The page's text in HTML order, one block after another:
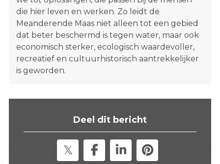
die hier leven en werken. Zo leidt de
Meanderende Maas niet alleen tot een gebied
dat beter beschermd is tegen water, maar ook
economisch sterker, ecologisch waardevoller,
recreatief en cultuurhistorisch aantrekkelijker
is geworden.
Deel dit bericht